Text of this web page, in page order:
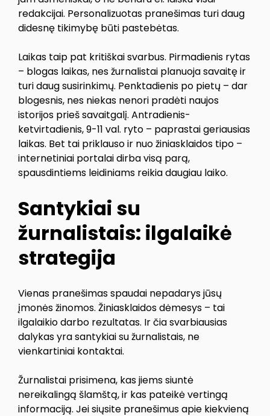
redakcijai. Personalizuotas pranešimas turi daug
didesnę tikimybę būti pastebėtas.
Laikas taip pat kritiškai svarbus. Pirmadienis rytas
– blogas laikas, nes žurnalistai planuoja savaitę ir
turi daug susirinkimų. Penktadienis po pietų – dar
blogesnis, nes niekas nenori pradėti naujos
istorijos prieš savaitgalį. Antradienis-
ketvirtadienis, 9-11 val. ryto – paprastai geriausias
laikas. Bet tai priklauso ir nuo žiniasklaidos tipo –
internetiniai portalai dirba visą parą,
spausdintiems leidiniams reikia daugiau laiko.
Santykiai su
žurnalistais: ilgalaikė
strategija
Vienas pranešimas spaudai nepadarys jūsų
įmonės žinomos. Žiniasklaidos dėmesys – tai
ilgalaikio darbo rezultatas. Ir čia svarbiausias
dalykas yra santykiai su žurnalistais, ne
vienkartiniai kontaktai.
Žurnalistai prisimena, kas jiems siuntė
nereikalingą šlamštą, ir kas pateikė vertingą
informaciją. Jei siųsite pranešimus apie kiekvieną